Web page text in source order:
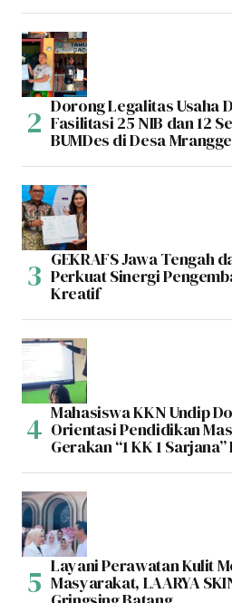
Dorong Legalitas Usaha
Fasilitasi 25 NIB dan 12
BUMDes di Desa
GEKRAFS Jawa Tengah
Perkuat Sinergi
Kreatif
Mahasiswa KKN Undip
Orientasi Pendidikan
Gerakan “1 KK 1
Layani Perawatan Kulit
Masyarakat, LAARYA